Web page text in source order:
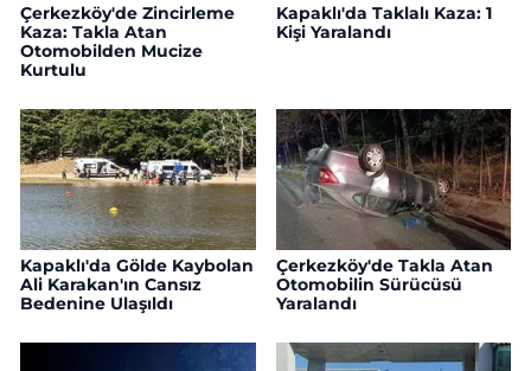
Çerkezköy'de Zincirleme
Kaza: Takla Atan
Otomobilden Mucize
Kurtulu
Kapaklı'da Taklalı Kaza: 1
Kişi Yaralandı
Kapaklı'da Gölde Kaybolan
Ali Karakan'ın Cansız
Bedenine Ulaşıldı
Çerkezköy'de Takla Atan
Otomobilin Sürücüsü
Yaralandı